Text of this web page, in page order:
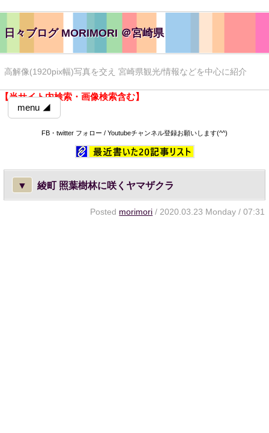
日々ブログ MORIMORI ＠宮崎県
高解像(1920pix幅)写真を交え 宮崎県観光/情報などを中心に紹介
【当サイト内検索・画像検索含む】
menu ◢
FB・twitter フォロー / Youtubeチャンネル登録お願いします(^^)
▼ 綾町 照葉樹林に咲くヤマザクラ
Posted morimori / 2020.03.23 Monday / 07:31